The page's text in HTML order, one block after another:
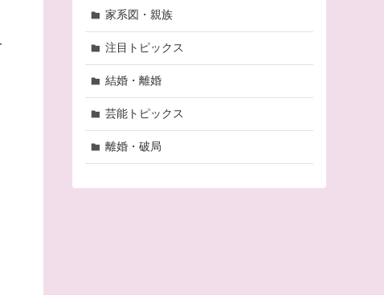
家系図・親族
注目トピックス
結婚・離婚
芸能トピックス
離婚・破局